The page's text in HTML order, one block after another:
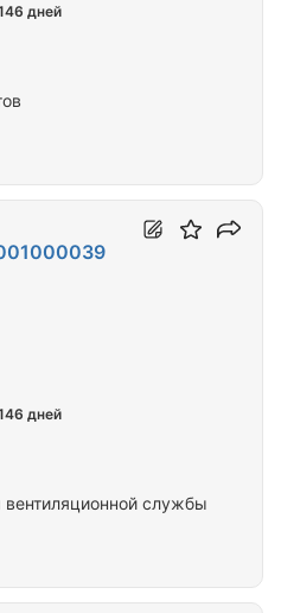
дней
для вентиляционной службы
дней